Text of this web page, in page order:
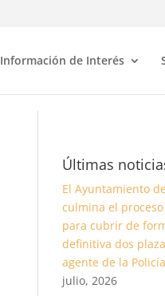
Información de Interés
Últimas
El Ayuntamiento
culmina el
para cubrir de
definitiva dos
agente de la
julio, 2026